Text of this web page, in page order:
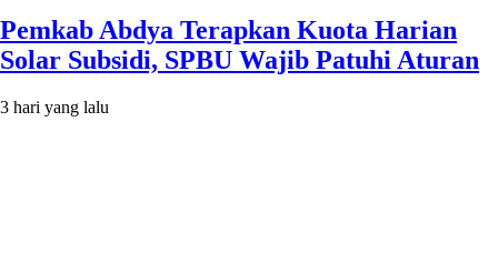
Pemkab Abdya Terapkan Kuota Harian
Solar Subsidi, SPBU Wajib Patuhi Aturan
3 hari yang lalu